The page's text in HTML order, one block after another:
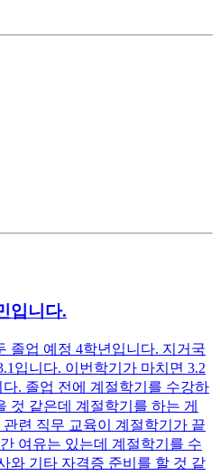
입니다.
졸업 예정 4학년입니다. 지거국
입니다. 이번학기가 마치면 3.2
. 졸업 전에 계절학기를 수강하
것 같은데 계절학기를 하는 게
련 직무 교육이 계절학기가 끝
여유는 있는데 계절학기를 수
와 기타 자격증 준비를 할 것 같